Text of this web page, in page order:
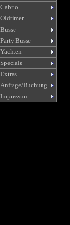
Cabrio
Oldtimer
Busse
Party Busse
Yachten
Specials
Extras
Anfrage/Buchung
Impressum